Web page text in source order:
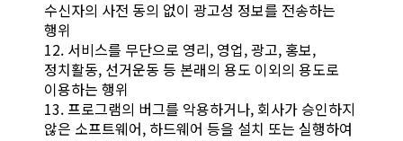
수신자의 사전 동의 없이 광고성 정보를 전송하는
행위
12. 서비스를 무단으로 영리, 영업, 광고, 홍보,
정치활동, 선거운동 등 본래의 용도 이외의 용도로
이용하는 행위
13. 프로그램의 버그를 악용하거나, 회사가 승인하지
않은 소프트웨어, 하드웨어 등을 설치 또는 실행하여